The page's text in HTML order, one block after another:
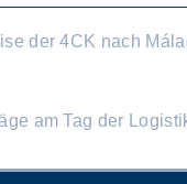
der 4CK nach
am Tag der